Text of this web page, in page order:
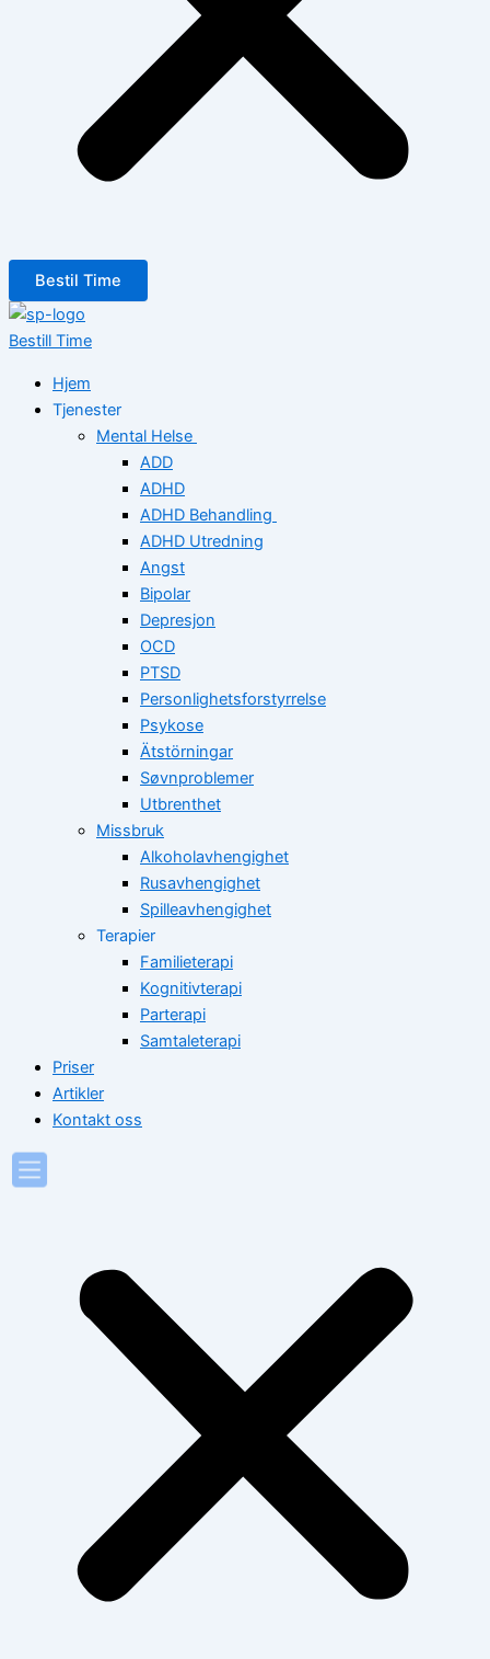
Bestil Time
Bestill Time
Hjem
Tjenester
Mental Helse
ADD
ADHD
ADHD Behandling
ADHD Utredning
Angst
Bipolar
Depresjon
OCD
PTSD
Personlighetsforstyrrelse
Psykose
Ätstörningar
Søvnproblemer
Utbrenthet
Missbruk
Alkoholavhengighet
Rusavhengighet
Spilleavhengighet
Terapier
Familieterapi
Kognitivterapi
Parterapi
Samtaleterapi
Priser
Artikler
Kontakt oss